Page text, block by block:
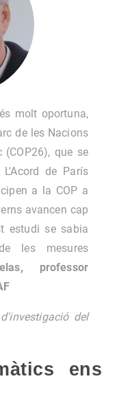
molt oportuna,
de les Nacions
que se
de París
a la COP a
avancen cap
estudi se sabia
les mesures
professor
del
ens